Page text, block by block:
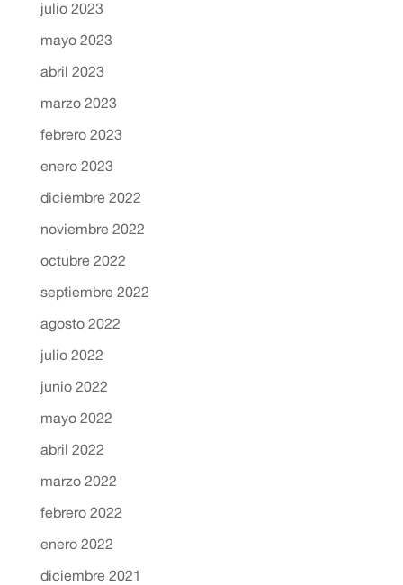
julio 2023
mayo 2023
abril 2023
marzo 2023
febrero 2023
enero 2023
diciembre 2022
noviembre 2022
octubre 2022
septiembre 2022
agosto 2022
julio 2022
junio 2022
mayo 2022
abril 2022
marzo 2022
febrero 2022
enero 2022
diciembre 2021